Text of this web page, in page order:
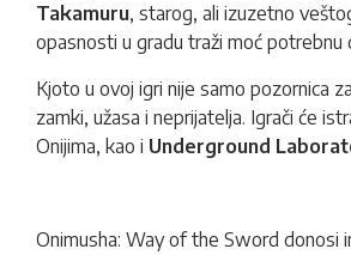
Takamuru, starog, ali izuzetno
opasnosti u gradu traži moć potrebnu
Kjoto u ovoj igri nije samo pozornica
zamki, užasa i neprijatelja. Igrači će
Onijima, kao i Underground
Onimusha: Way of the Sword donosi